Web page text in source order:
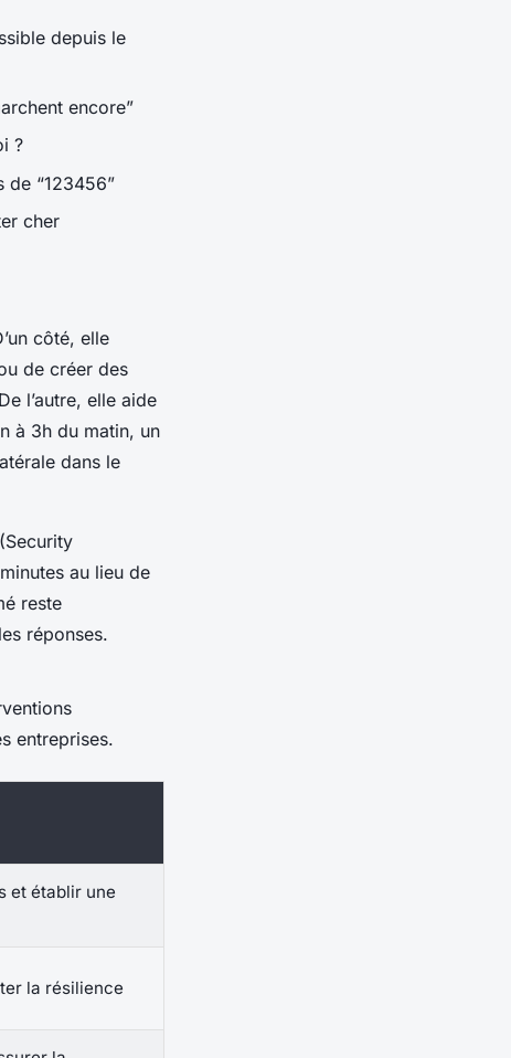
depuis le
encore”
?
“123456”
cher
côté, elle
de créer des
l’autre, elle aide
à 3h du matin, un
dans le
au lieu de
reste
réponses.
entreprises.
et établir une
la résilience